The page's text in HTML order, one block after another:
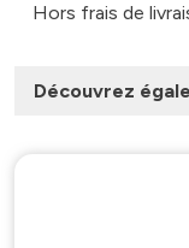
Hors frais de
Découvrez